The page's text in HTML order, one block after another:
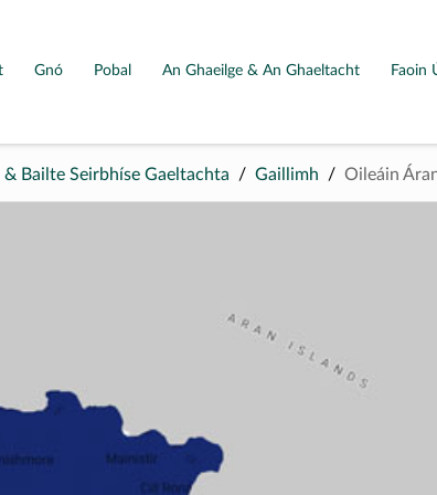
Gnó Pobal An Ghaeilge & An Ghaeltacht Faoin
& Bailte Seirbhíse Gaeltachta Gaillimh Oileáin